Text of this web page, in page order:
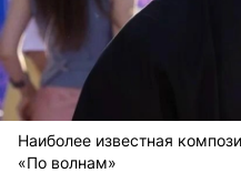
Наиболее известная
«По волнам»